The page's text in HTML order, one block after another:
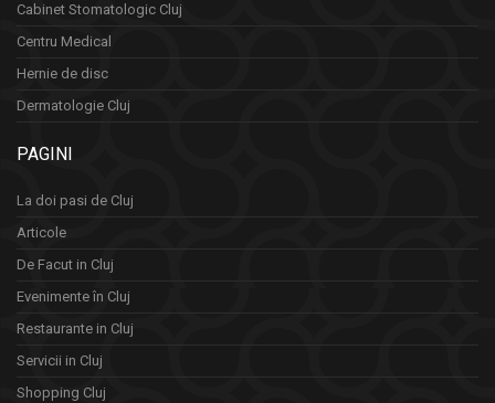
Cabinet Stomatologic Cluj
Centru Medical
Hernie de disc
Dermatologie Cluj
PAGINI
La doi pasi de Cluj
Articole
De Facut in Cluj
Evenimente în Cluj
Restaurante in Cluj
Servicii in Cluj
Shopping Cluj